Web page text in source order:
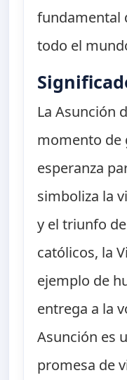
fundamental
todo el
La Asunción
momento de
esperanza
simboliza la
y el triunfo
católicos, la
ejemplo de
entrega a la
Asunción es
promesa de